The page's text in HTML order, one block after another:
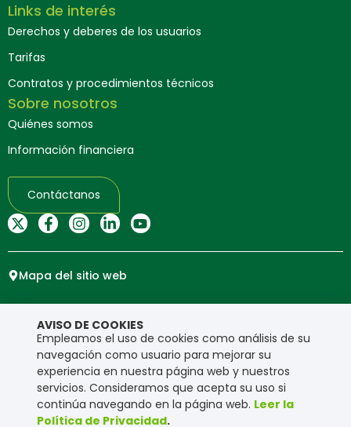
Links de interés
Derechos y deberes de los usuarios
Tarifas
Contratos y procedimientos técnicos
Sobre nosotros
Quiénes somos
Información financiera
Contáctanos
Mapa del sitio web
Política de privacidad
AVISO DE COOKIES
Empleamos el uso de cookies como análisis de su
navegación como usuario para mejorar su
experiencia en nuestra página web y nuestros
servicios. Consideramos que acepta su uso si
continúa navegando en la página web. Leer la
Política de Privacidad.